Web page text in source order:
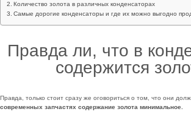
Количество золота в различных конденсаторах
Самые дорогие конденсаторы и где их можно выгодно
Правда ли, что в
содержится
Правда, только стоит сразу же оговориться о том, что они
современных запчастях содержание золота минимальное.